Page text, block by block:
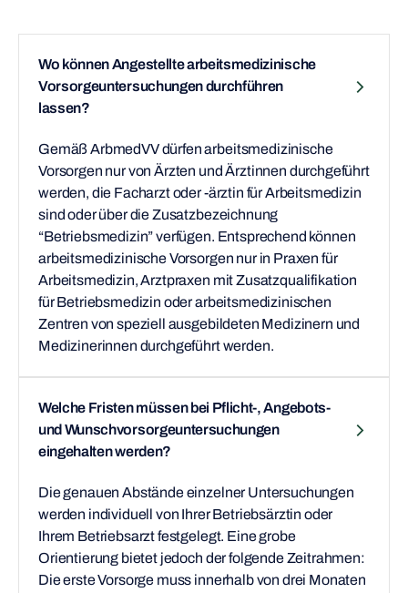
Wo können Angestellte arbeitsmedizinische
Vorsorgeuntersuchungen durchführen
lassen?
Gemäß ArbmedVV dürfen arbeitsmedizinische
Vorsorgen nur von Ärzten und Ärztinnen durchgeführt
werden, die Facharzt oder -ärztin für Arbeitsmedizin
sind oder über die Zusatzbezeichnung
“Betriebsmedizin” verfügen. Entsprechend können
arbeitsmedizinische Vorsorgen nur in Praxen für
Arbeitsmedizin, Arztpraxen mit Zusatzqualifikation
für Betriebsmedizin oder arbeitsmedizinischen
Zentren von speziell ausgebildeten Medizinern und
Medizinerinnen durchgeführt werden.
Welche Fristen müssen bei Pflicht-, Angebots-
und Wunschvorsorgeuntersuchungen
eingehalten werden?
Die genauen Abstände einzelner Untersuchungen
werden individuell von Ihrer Betriebsärztin oder
Ihrem Betriebsarzt festgelegt. Eine grobe
Orientierung bietet jedoch der folgende Zeitrahmen:
Die erste Vorsorge muss innerhalb von drei Monaten